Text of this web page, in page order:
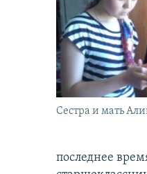
Сестра и мать
последнее